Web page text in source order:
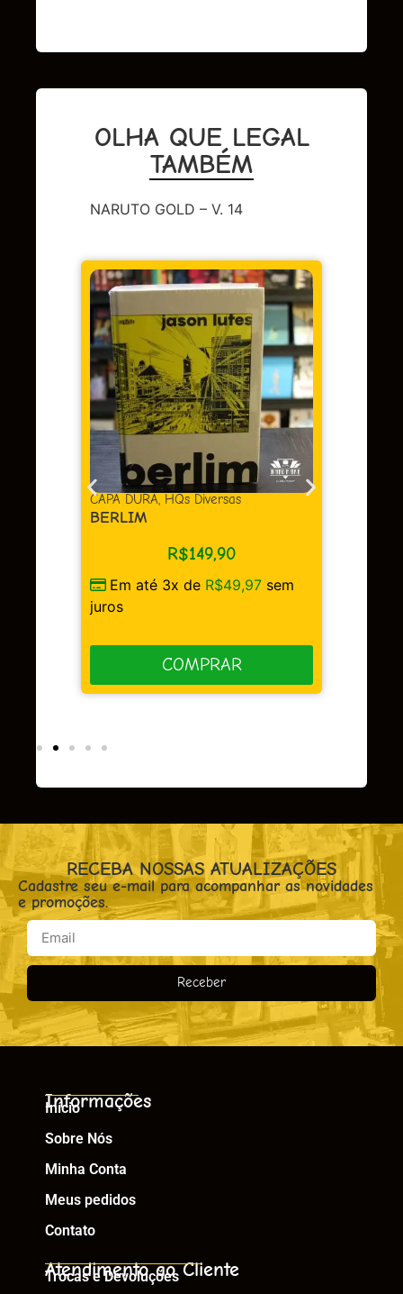
OLHA QUE LEGAL
TAMBÉM
NARUTO GOLD – V. 14
CAPA DURA, HQs Diversas
BERLIM
R$149,90
Em até 3x de R$49,97 sem
juros
COMPRAR
RECEBA NOSSAS ATUALIZAÇÕES
Cadastre seu e-mail para acompanhar as novidades
e promoções.
Receber
Informações
Início
Sobre Nós
Minha Conta
Meus pedidos
Contato
Atendimento ao Cliente
Trocas e Devoluções